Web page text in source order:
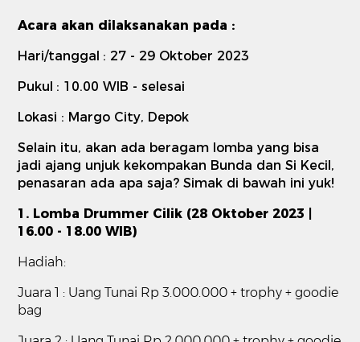
Acara akan dilaksanakan pada :
Hari/tanggal : 27 - 29 Oktober 2023
Pukul : 10.00 WIB - selesai
Lokasi : Margo City, Depok
Selain itu, akan ada beragam lomba yang bisa
jadi ajang unjuk kekompakan Bunda dan Si Kecil,
penasaran ada apa saja? Simak di bawah ini yuk!
1. Lomba Drummer Cilik (28 Oktober 2023 |
16.00 - 18.00 WIB)
Hadiah:
Juara 1 : Uang Tunai Rp 3.000.000 + trophy + goodie
bag